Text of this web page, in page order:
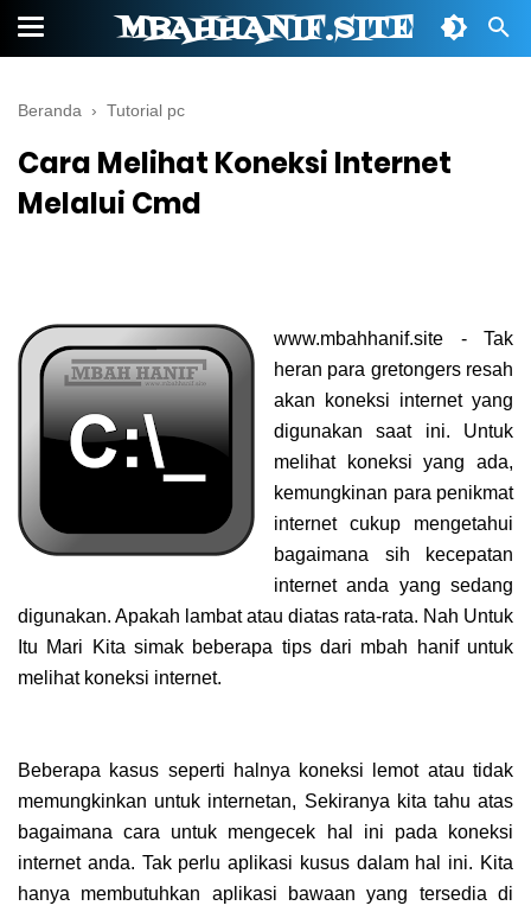
MBAHHANIF.SITE
Beranda › Tutorial pc
Cara Melihat Koneksi Internet
Melalui Cmd
www.mbahhanif.site - Tak
heran para gretongers resah
akan koneksi internet yang
digunakan saat ini. Untuk
melihat koneksi yang ada,
kemungkinan para penikmat
internet cukup mengetahui
bagaimana sih kecepatan
internet anda yang sedang
digunakan. Apakah lambat atau diatas rata-rata. Nah Untuk
Itu Mari Kita simak beberapa tips dari mbah hanif untuk
melihat koneksi internet.
Beberapa kasus seperti halnya koneksi lemot atau tidak
memungkinkan untuk internetan, Sekiranya kita tahu atas
bagaimana cara untuk mengecek hal ini pada koneksi
internet anda. Tak perlu aplikasi kusus dalam hal ini. Kita
hanya membutuhkan aplikasi bawaan yang tersedia di